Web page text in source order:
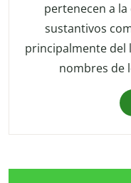
pertenecen a
sustantivos
principalmente del
nombres de